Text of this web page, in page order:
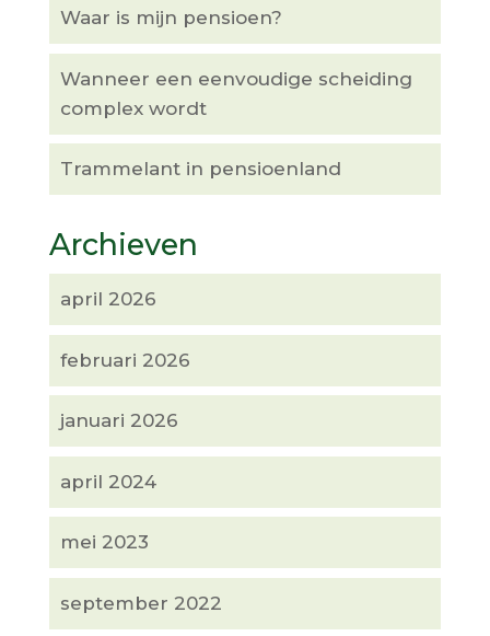
Waar is mijn pensioen?
Wanneer een eenvoudige scheiding
complex wordt
Trammelant in pensioenland
Archieven
april 2026
februari 2026
januari 2026
april 2024
mei 2023
september 2022